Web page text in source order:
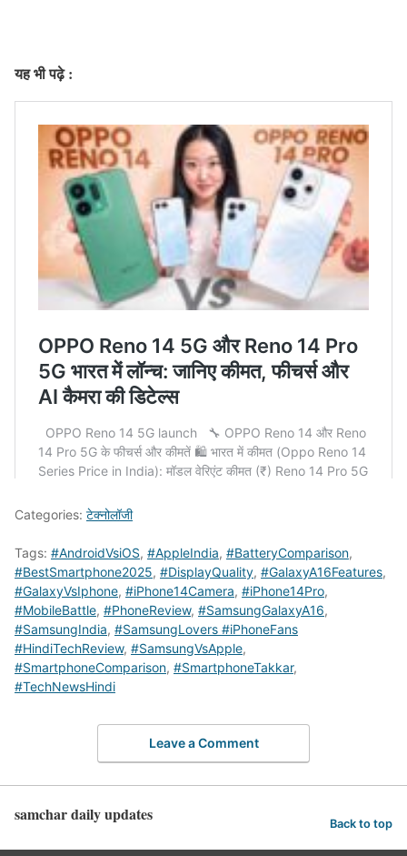
यह भी पढ़े :
Categories: टेक्नोलॉजी
Tags: #AndroidVsiOS, #AppleIndia, #BatteryComparison,
#BestSmartphone2025, #DisplayQuality, #GalaxyA16Features,
#GalaxyVsIphone, #iPhone14Camera, #iPhone14Pro,
#MobileBattle, #PhoneReview, #SamsungGalaxyA16,
#SamsungIndia, #SamsungLovers #iPhoneFans
#HindiTechReview, #SamsungVsApple,
#SmartphoneComparison, #SmartphoneTakkar,
#TechNewsHindi
Leave a Comment
samchar daily updates Back to top